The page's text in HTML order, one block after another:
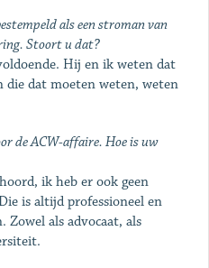
als een stroman van
Stoort u dat?
Hij en ik weten dat
die dat moeten weten, weten
de ACW-affaire. Hoe is uw
ik heb er ook geen
is altijd professioneel en
Zowel als advocaat, als